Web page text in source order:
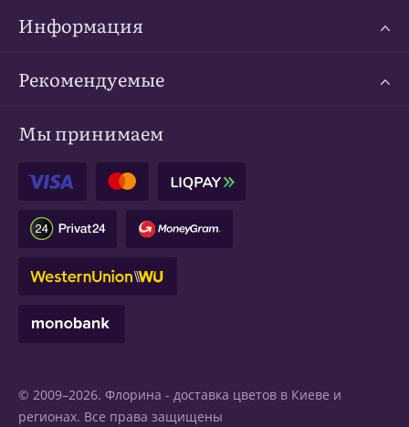
Информация
Рекомендуемые
Мы принимаем
© 2009–2026. Флорина - доставка цветов в Киеве и
регионах. Все права защищены